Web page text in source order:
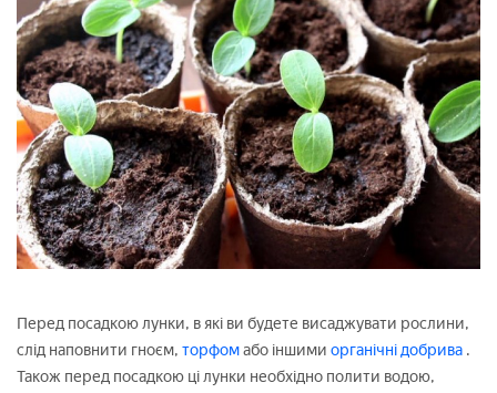
Перед посадкою лунки, в які ви будете висаджувати рослини,
слід наповнити гноєм, торфомабо іншими органічні добрива .
Також перед посадкою ці лунки необхідно полити водою,